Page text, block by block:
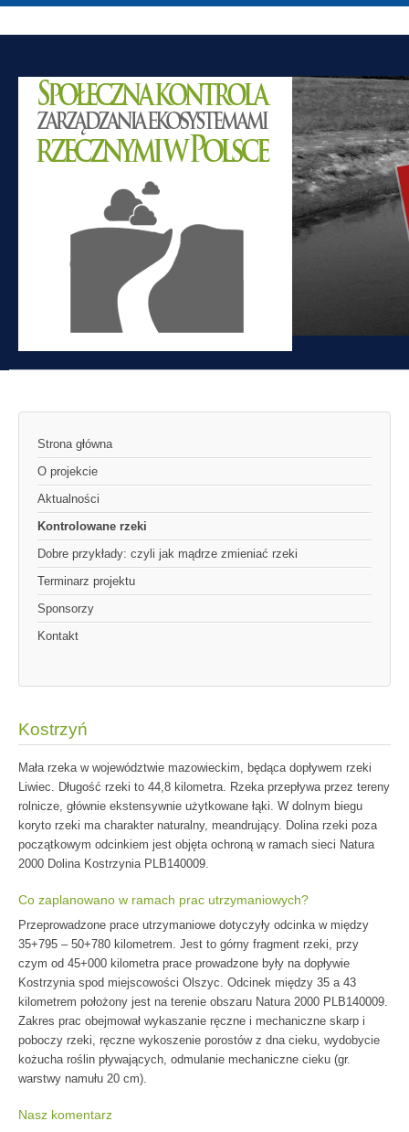
Strona główna
O projekcie
Aktualności
Kontrolowane rzeki
Dobre przykłady: czyli jak mądrze zmieniać rzeki
Terminarz projektu
Sponsorzy
Kontakt
Kostrzyń
Mała rzeka w województwie mazowieckim, będąca dopływem rzeki
Liwiec. Długość rzeki to 44,8 kilometra. Rzeka przepływa przez tereny
rolnicze, głównie ekstensywnie użytkowane łąki. W dolnym biegu
koryto rzeki ma charakter naturalny, meandrujący. Dolina rzeki poza
początkowym odcinkiem jest objęta ochroną w ramach sieci Natura
2000 Dolina Kostrzynia PLB140009.
Co zaplanowano w ramach prac utrzymaniowych?
Przeprowadzone prace utrzymaniowe dotyczyły odcinka w między
35+795 – 50+780 kilometrem. Jest to górny fragment rzeki, przy
czym od 45+000 kilometra prace prowadzone były na dopływie
Kostrzynia spod miejscowości Olszyc. Odcinek między 35 a 43
kilometrem położony jest na terenie obszaru Natura 2000 PLB140009.
Zakres prac obejmował wykaszanie ręczne i mechaniczne skarp i
poboczy rzeki, ręczne wykoszenie porostów z dna cieku, wydobycie
kożucha roślin pływających, odmulanie mechaniczne cieku (gr.
warstwy namułu 20 cm).
Nasz komentarz